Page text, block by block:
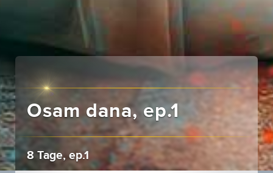
Osam dana, ep.1
8 Tage, ep.1